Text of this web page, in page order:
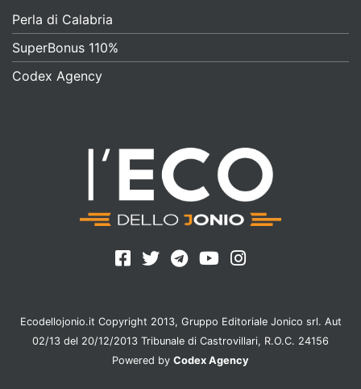
Perla di Calabria
SuperBonus 110%
Codex Agency
Ecodellojonio.it Copyright 2013, Gruppo Editoriale Jonico srl. Aut
02/13 del 20/12/2013 Tribunale di Castrovillari, R.O.C. 24156
Powered by Codex Agency